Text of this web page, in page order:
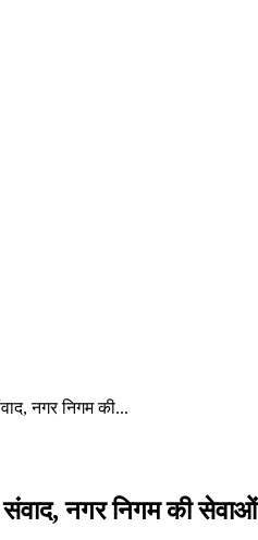
नगर निगम की...
संवाद, नगर निगम की